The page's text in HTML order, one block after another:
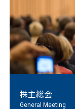
株主総会
General Meeting